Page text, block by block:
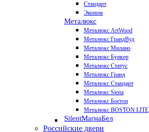
Стандарт
Эконом
Металюкс
Металюкс ArtWood
Металюкс ГрандВуд
Металюкс Милано
Металюкс Бункер
Металюкс Статус
Металюкс Гранд
Металюкс Стандарт
Металюкс Siena
Металюкс Бостон
Металюкс BOSTON LITE
SilentМагнаБел
Российские двери